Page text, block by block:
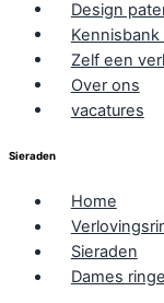
Design
Zelf een
Over ons
vacatures
Sieraden
Home
Sieraden
Dames